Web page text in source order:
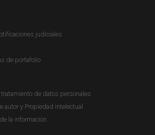
y depósitos de ahorro:
método de Catmull-Rom ya que sólo
(1998) Principales indicadores
Bogotá: Banco de la República.
Económicos.
judiciales
de portafolio
de datos personales
autor y Propiedad intelectual
la información